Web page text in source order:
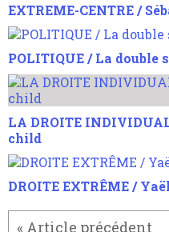
EXTREME-CENTRE /
POLITIQUE / La
LA DROITE
child
DROITE EXTRÊME /